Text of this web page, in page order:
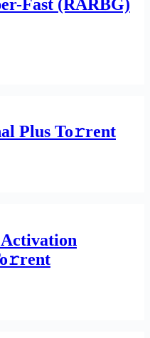
Fast (RARBG)
Plus To𝚛rent